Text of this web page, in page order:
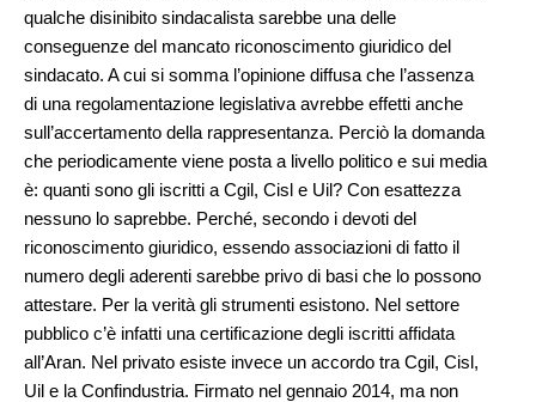
qualche disinibito sindacalista sarebbe una delle
conseguenze del mancato riconoscimento giuridico del
sindacato. A cui si somma l’opinione diffusa che l’assenza
di una regolamentazione legislativa avrebbe effetti anche
sull’accertamento della rappresentanza. Perciò la domanda
che periodicamente viene posta a livello politico e sui media
è: quanti sono gli iscritti a Cgil, Cisl e Uil? Con esattezza
nessuno lo saprebbe. Perché, secondo i devoti del
riconoscimento giuridico, essendo associazioni di fatto il
numero degli aderenti sarebbe privo di basi che lo possono
attestare. Per la verità gli strumenti esistono. Nel settore
pubblico c’è infatti una certificazione degli iscritti affidata
all’Aran. Nel privato esiste invece un accordo tra Cgil, Cisl,
Uil e la Confindustria. Firmato nel gennaio 2014, ma non